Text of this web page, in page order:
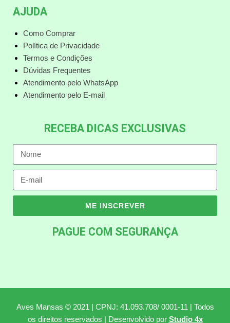
AJUDA
Como Comprar
Política de Privacidade
Termos e Condições
Dúvidas Frequentes
Atendimento pelo WhatsApp
Atendimento pelo E-mail
RECEBA DICAS EXCLUSIVAS
ME INSCREVER
PAGUE COM SEGURANÇA
Aves Mansas © 2021 | CPNJ: 41.093.708/ 0001-11 | Todos
os direitos reservados | Desenvolvido por Studio 4x